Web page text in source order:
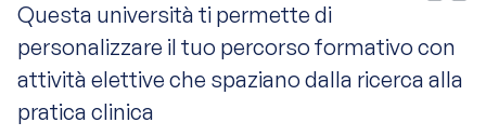
Questa università ti permette di
personalizzare il tuo percorso formativo con
attività elettive che spaziano dalla ricerca alla
pratica clinica